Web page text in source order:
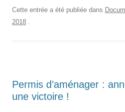
Cette entrée a été publiée dans
2018 .
Permis d’aménager :
une victoire !